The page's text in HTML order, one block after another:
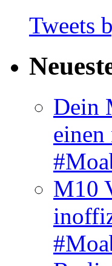
Tweets
Dein
einen
M10